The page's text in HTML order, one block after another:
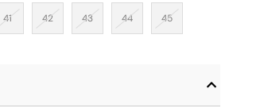
41 42 43 44 45